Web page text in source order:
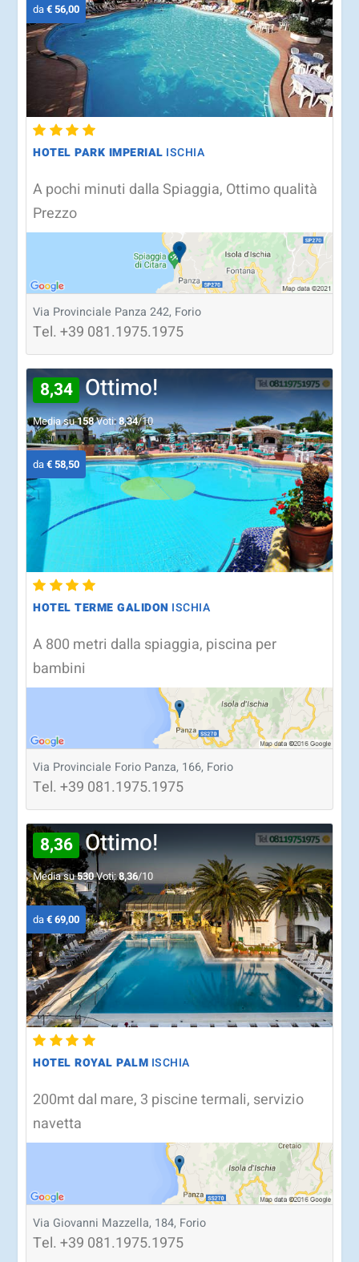
da€ 56,00
HOTEL PARK IMPERIAL ISCHIA
A pochi minuti dalla Spiaggia, Ottimo qualità
Prezzo
Via Provinciale Panza 242, Forio
Tel.+39 081.1975.1975
8,34 Ottimo!
Media su158Voti:8,34/10
da€ 58,50
HOTEL TERME GALIDON ISCHIA
A 800 metri dalla spiaggia, piscina per
bambini
Via Provinciale Forio Panza, 166, Forio
Tel.+39 081.1975.1975
8,36 Ottimo!
Media su530Voti:8,36/10
da€ 69,00
HOTEL ROYAL PALM ISCHIA
200mt dal mare, 3 piscine termali, servizio
navetta
Via Giovanni Mazzella, 184, Forio
Tel.+39 081.1975.1975